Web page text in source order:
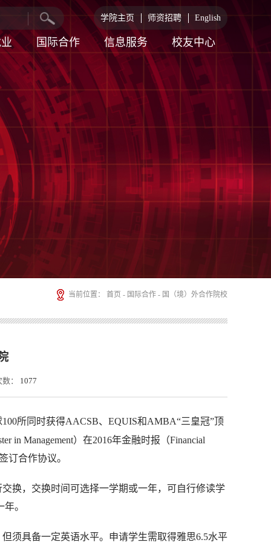
学院主页 师资招聘 English
国际合作 信息服务 校友中心
当前位置： 首页 - 国际合作 - 国（境）外合作院校
： 1077
100所同时获得AACSB、EQUIS和AMBA“三皇冠”顶
in Management）在2016年金融时报（Financial
订合作协议。
，交换时间可选择一学期或一年，可自行修读学
。
具备一定英语水平。申请学生需取得雅思6.5水平